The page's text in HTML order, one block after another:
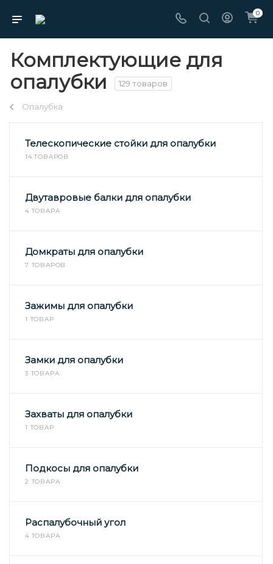
0
Комплектующие для
опалубки
129 товаров
Опалубка
Телескопические стойки для опалубки
14 ТОВАРОВ
Двутавровые балки для опалубки
4 ТОВАРА
Домкраты для опалубки
7 ТОВАРОВ
Зажимы для опалубки
1 ТОВАР
Замки для опалубки
3 ТОВАРА
Захваты для опалубки
1 ТОВАР
Подкосы для опалубки
2 ТОВАРА
Распалубочный угол
4 ТОВАРА